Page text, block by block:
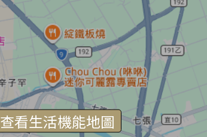
查看生活機能地圖